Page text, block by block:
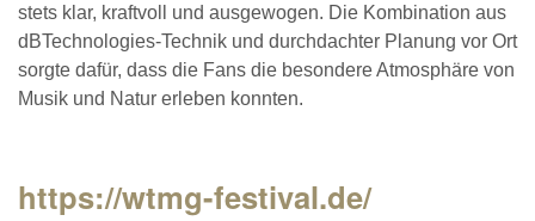
stets klar, kraftvoll und ausgewogen. Die Kombination aus
dBTechnologies-Technik und durchdachter Planung vor Ort
sorgte dafür, dass die Fans die besondere Atmosphäre von
Musik und Natur erleben konnten.
https://wtmg-festival.de/